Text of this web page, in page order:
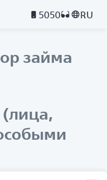
5050 RU
займа